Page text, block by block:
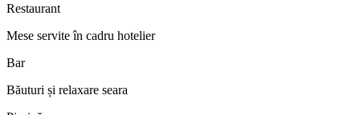
Restaurant
Mese servite în cadru hotelier
Bar
Băuturi și relaxare seara